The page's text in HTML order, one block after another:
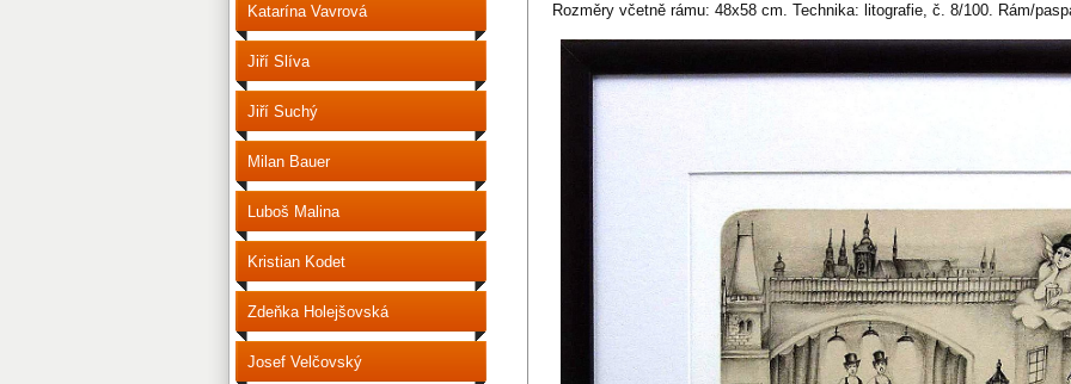
Rozměry včetně rámu: 48x58 cm. Technika: litografie, č. 8/100. Rám/
Katarína Vavrová
Jiří Slíva
Jiří Suchý
Milan Bauer
Luboš Malina
Kristian Kodet
Zdeňka Holejšovská
Josef Velčovský